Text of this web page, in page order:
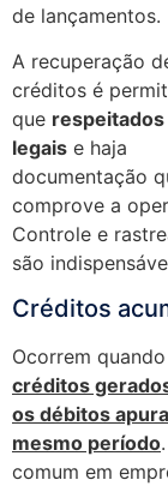
de lançamentos.
A recuperação
créditos é
que
legais e haja
documentação
comprove a
Controle e
são
Créditos
Ocorrem quando
créditos
os débitos
mesmo período
comum em